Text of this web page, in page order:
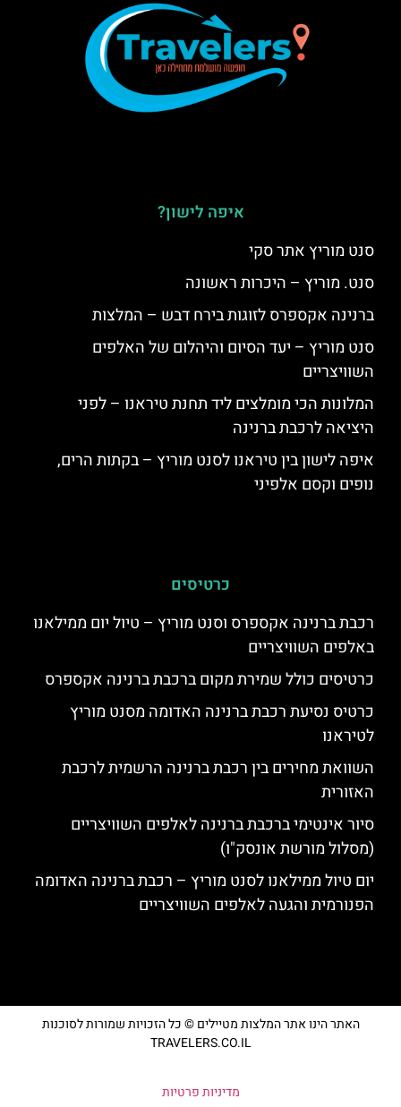
איפה לישון?
סנט מוריץ אתר סקי
סנט. מוריץ – היכרות ראשונה
ברנינה אקספרס לזוגות בירח דבש – המלצות
סנט מוריץ – יעד הסיום והיהלום של האלפים
השוויצריים
המלונות הכי מומלצים ליד תחנת טיראנו – לפני
היציאה לרכבת ברנינה
איפה לישון בין טיראנו לסנט מוריץ – בקתות הרים,
נופים וקסם אלפיני
כרטיסים
רכבת ברנינה אקספרס וסנט מוריץ – טיול יום ממילאנו
באלפים השוויצריים
כרטיסים כולל שמירת מקום ברכבת ברנינה אקספרס
כרטיס נסיעת רכבת ברנינה האדומה מסנט מוריץ
לטיראנו
השוואת מחירים בין רכבת ברנינה הרשמית לרכבת
האזורית
סיור אינטימי ברכבת ברנינה לאלפים השוויצריים
(מסלול מורשת אונסק"ו)
יום טיול ממילאנו לסנט מוריץ – רכבת ברנינה האדומה
הפנורמית והגעה לאלפים השוויצריים
האתר הינו אתר המלצות מטיילים © כל הזכויות שמורות לסוכנות
TRAVELERS.CO.IL
מדיניות פרטיות